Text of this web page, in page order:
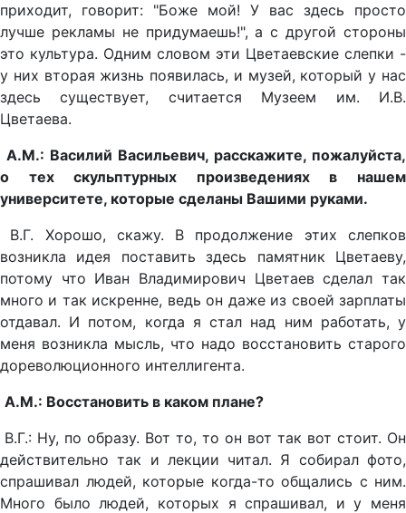
приходит, говорит: "Боже мой! У вас здесь просто
лучше рекламы не придумаешь!", а с другой стороны
это культура. Одним словом эти Цветаевские слепки -
у них вторая жизнь появилась, и музей, который у нас
здесь существует, считается Музеем им. И.В.
Цветаева.
А.М.: Василий Васильевич, расскажите, пожалуйста,
о тех скульптурных произведениях в нашем
университете, которые сделаны Вашими руками.
В.Г. Хорошо, скажу. В продолжение этих слепков
возникла идея поставить здесь памятник Цветаеву,
потому что Иван Владимирович Цветаев сделал так
много и так искренне, ведь он даже из своей зарплаты
отдавал. И потом, когда я стал над ним работать, у
меня возникла мысль, что надо восстановить старого
дореволюционного интеллигента.
А.М.: Восстановить в каком плане?
В.Г.: Ну, по образу. Вот то, то он вот так вот стоит. Он
действительно так и лекции читал. Я собирал фото,
спрашивал людей, которые когда-то общались с ним.
Много было людей, которых я спрашивал, и у меня